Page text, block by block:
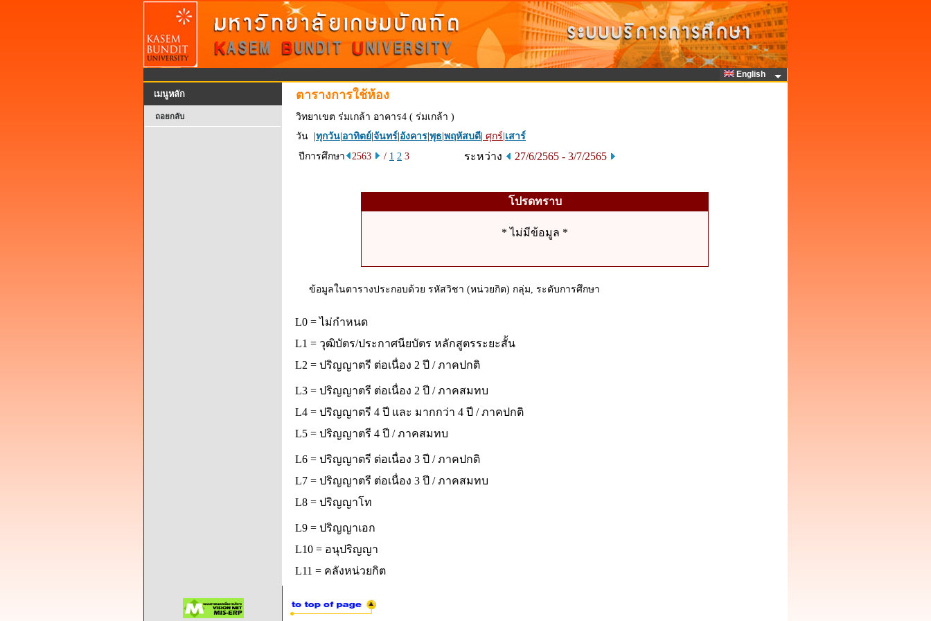
English
เมนูหลัก
ถอยกลับ
ตารางการใช้ห้อง
วิทยาเขต ร่มเกล้า อาคาร4 ( ร่มเกล้า )
วัน | ทุกวัน อาทิตย์ จันทร์ อังคาร พุธ พฤหัสบดี ศุกร์ เสาร์
ปีการศึกษา
2563 / 1 2 3 ระหว่าง 27/6/2565 - 3/7/2565
โปรดทราบ
* ไม่มีข้อมูล *
ข้อมูลในตารางประกอบด้วย รหัสวิชา (หน่วยกิต) กลุ่ม, ระดับการศึกษา
L0 = ไม่กำหนด
L1 = วุฒิบัตร/ประกาศนียบัตร หลักสูตรระยะสั้น
L2 = ปริญญาตรี ต่อเนื่อง 2 ปี / ภาคปกติ
L3 = ปริญญาตรี ต่อเนื่อง 2 ปี / ภาคสมทบ
L4 = ปริญญาตรี 4 ปี และ มากกว่า 4 ปี / ภาคปกติ
L5 = ปริญญาตรี 4 ปี / ภาคสมทบ
L6 = ปริญญาตรี ต่อเนื่อง 3 ปี / ภาคปกติ
L7 = ปริญญาตรี ต่อเนื่อง 3 ปี / ภาคสมทบ
L8 = ปริญญาโท
L9 = ปริญญาเอก
L10 = อนุปริญญา
L11 = คลังหน่วยกิต